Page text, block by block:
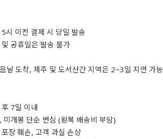
시 이전 결제 시 당일 발송
공휴일은 발송 불가
날 도착, 제주 및 도서산간 지역은 2~3일 지연 가능
7일 이내
미개봉 단순 변심 (왕복 배송비 부담)
장 훼손, 고객 과실 손상